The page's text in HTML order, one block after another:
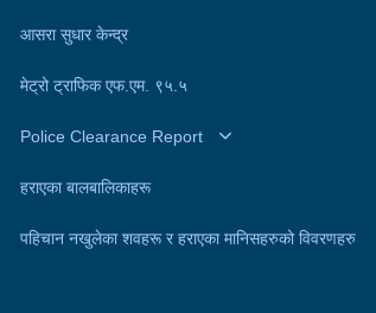
आसरा सुधार केन्द्र
मेट्रो ट्राफिक एफ.एम. ९५.५
Police Clearance Report
हराएका बालबालिकाहरू
पहिचान नखुलेका शवहरू र हराएका मानिसहरुको विवरणहरु